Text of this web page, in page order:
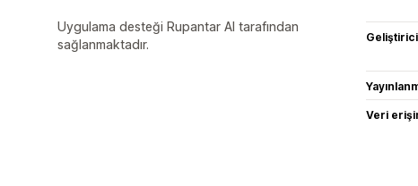
Uygulama desteği Rupantar AI tarafından
sağlanmaktadır.
Geliştirici
Veri